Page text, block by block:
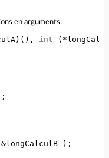
en arguments:
)(), int ( *
&longCalculB
);